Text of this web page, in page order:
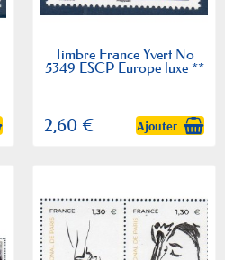
Timbre France Yvert No
5349 ESCP Europe luxe **
2,60 € Ajouter